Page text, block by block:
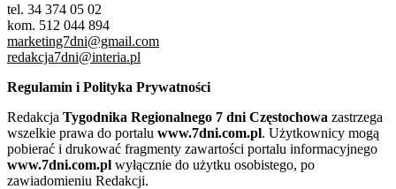
tel. 34 374 05 02
kom. 512 044 894
marketing7dni@gmail.com
redakcja7dni@interia.pl
Regulamin i Polityka Prywatności
Redakcja Tygodnika Regionalnego 7 dni Częstochowa zastrzega
wszelkie prawa do portalu www.7dni.com.pl. Użytkownicy mogą
pobierać i drukować fragmenty zawartości portalu informacyjnego
www.7dni.com.pl wyłącznie do użytku osobistego, po
zawiadomieniu Redakcji.